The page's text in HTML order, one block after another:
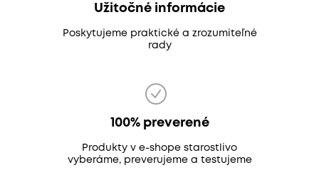
Užitočné informácie
Poskytujeme praktické a zrozumiteľné
rady
100% preverené
Produkty v e-shope starostlivo
vyberáme, preverujeme a testujeme